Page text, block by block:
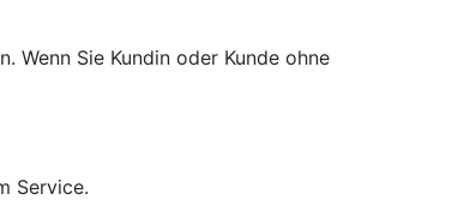
Wenn Sie Kundin oder Kunde ohne
Service.